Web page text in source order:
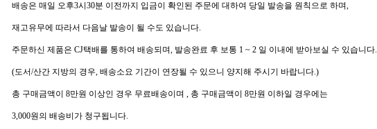
배송은 매일 오후3시30분 이전까지 입금이 확인된 주문에 대하여 당일 발송을 원칙으로 하며,
재고유무에 따라서 다음날 발송이 될 수도 있습니다.
주문하신 제품은 CJ택배를 통하여 배송되며, 발송완료 후 보통 1 ~ 2 일 이내에 받아보실 수 있습니다.
(도서/산간 지방의 경우, 배송소요 기간이 연장될 수 있으니 양지해 주시기 바랍니다.)
총 구매금액이 8만원 이상인 경우 무료배송이며 , 총 구매금액이 8만원 이하일 경우에는
3,000원의 배송비가 청구됩니다.